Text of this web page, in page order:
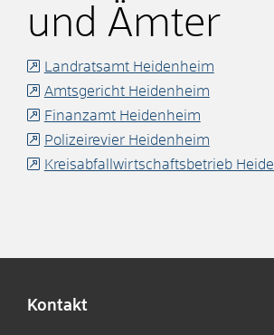
und Ämter
Landratsamt Heidenheim
Amtsgericht Heidenheim
Finanzamt Heidenheim
Polizeirevier Heidenheim
Kreisabfallwirtschaftsbetrieb
Kontakt